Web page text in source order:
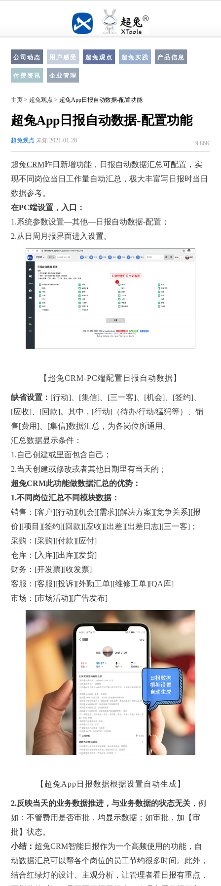
公司动态 用户感受 超兔观点 超兔实践 产品信息
付费资讯 企业管理
主页 > 超兔观点 > 超兔App日报自动数据-配置功能
超兔App日报自动数据-配置功能
9.86K
超兔观点 未知 2021-01-20
超兔CRM昨日新增功能，日报自动数据汇总可配置，实
现不同岗位当日工作量自动汇总，极大丰富写日报时当日
数据参考。
在PC端设置，入口：
1.系统参数设置—其他—日报自动数据-配置；
2.从日周月报界面进入设置。
【超兔CRM-PC端配置日报自动数据】
缺省设置： [行动]、[集信]、[三一客]、[机会]、[签约]、
[应收]、[回款]。其中，[行动]（待办/行动/猛犸等）、销
售[费用]、[集信]数据汇总，为各岗位所通用。
汇总数据显示条件：
1.自己创建或里面包含自己；
2.当天创建或修改或者其他日期里有当天的；
超兔CRM此功能做数据汇总的优势：
1.不同岗位汇总不同模块数据：
销售：[客户][行动][机会][需求][解决方案][竞争关系][报
价][项目][签约][回款][应收][出差][出差日志][三一客]；
采购：[采购][付款][应付]
仓库：[入库][出库][发货]
财务：[开发票][收发票]
客服：[客服][投诉][外勤工单][维修工单][QA库]
市场：[市场活动][广告发布]
【超兔App日报数据根据设置自动生成】
2.反映当天的业务数据推进，与业务数据的状态无关 ，例
如：不管费用是否审批，均显示数据；如审批，加【审
批】状态。
小结： 超兔CRM智能日报作为一个高频使用的功能，自
动数据汇总可以帮各个岗位的员工节约很多时间。此外，
结合红绿灯的设计、主观分析，让管理者看日报有重点，